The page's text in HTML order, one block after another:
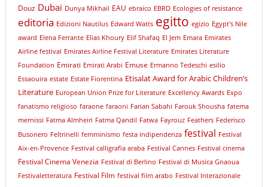
Douz Dubai Dunya Mikhail EAU ebraico EBRD Ecologies of resistance
editoria Edizioni Nautilus Edward Watts egitto egizio Egypt's Nile
award Elena Ferrante Elias Khoury Elif Shafaq El Jem Emara Emirates
Airline festival Emirates Airline Festival Literature Emirates Literature
Foundation Emirati Emirati Arabi Emuse Ermanno Tedeschi esilio
Essaouira estate Estate Fiorentina Etisalat Award for Arabic Children’s
Literature European Union Prize for Literature Excellency Awards Expo
fanatismo religioso faraone faraoni Farian Sabahi Farouk Shousha fatema
mernissi Fatma Almheiri Fatma Qandil Fatwa Fayrouz Feathers Federisco
Busonero Feltrinelli femminismo festa indipendenza festival Festival
Aix-en-Provence Festival calligrafia araba Festival Cannes Festival cinema
Festival Cinema Venezia Festival di Berlino Festival di Musica Gnaoua
Festivaletteratura Festival Film festival film arabo Festival Interazionale